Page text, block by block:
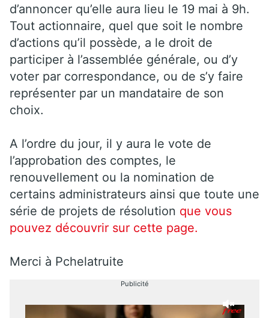
d’annoncer qu’elle aura lieu le 19 mai à 9h.
Tout actionnaire, quel que soit le nombre
d’actions qu’il possède, a le droit de
participer à l’assemblée générale, ou d’y
voter par correspondance, ou de s’y faire
représenter par un mandataire de son
choix.
A l’ordre du jour, il y aura le vote de
l’approbation des comptes, le
renouvellement ou la nomination de
certains administrateurs ainsi que toute une
série de projets de résolution que vous
pouvez découvrir sur cette page.
Merci à Pchelatruite
Publicité